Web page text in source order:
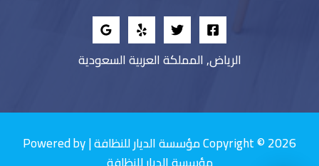
الرياض, المملكة العربية السعودية
Copyright © 2026 مؤسسة الديار للنظافة | Powered by